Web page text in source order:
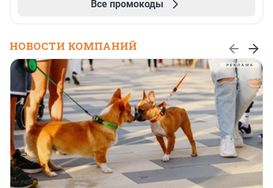
Все промокоды
НОВОСТИ КОМПАНИЙ